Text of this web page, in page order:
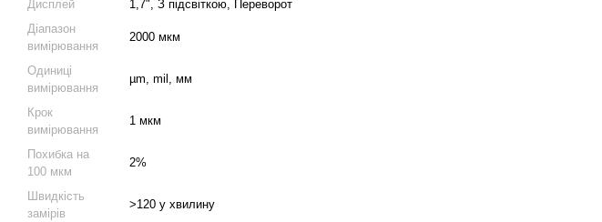
Дисплей
1,7", З підсвіткою, Переворот
Діапазон
вимірювання
2000 мкм
Одиниці
вимірювання
µm, mil, мм
Крок
вимірювання
1 мкм
Похибка на
100 мкм
2%
Швидкість
замірів
>120 у хвилину